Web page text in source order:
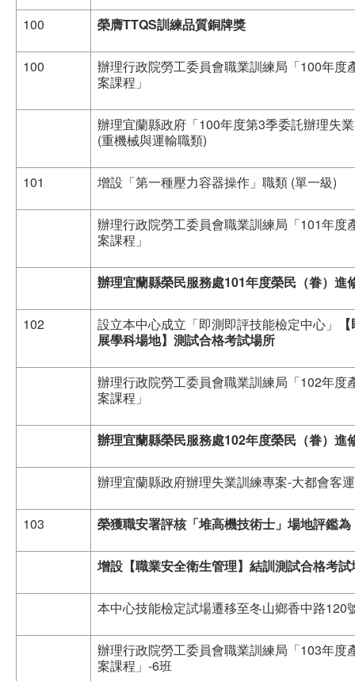
100 榮膺TTQS訓練品質銅牌獎
100
辦理行政院勞工委員會職業訓練局「100年度
案課程」
辦理宜蘭縣政府「100年度第3季委託辦理失
(重機械與運輸職類)
101 增設「第一種壓力容器操作」職類 (單一級)
辦理行政院勞工委員會職業訓練局「101年度
案課程」
辦理宜蘭縣榮民服務處101年度榮民（眷）進
102 設立本中心成立「即測即評技能檢定中心」
展學科場地】測試合格考試場所
辦理行政院勞工委員會職業訓練局「102年度
案課程」
辦理宜蘭縣榮民服務處102年度榮民（眷）進
辦理宜蘭縣政府辦理失業訓練專案-大都會客運
103 榮獲職安署評核「堆高機技術士」場地評鑑
增設【職業安全衛生管理】結訓測試合格考試
本中心技能檢定試場遷移至冬山鄉香中路120
辦理行政院勞工委員會職業訓練局「103年度
案課程」-6班